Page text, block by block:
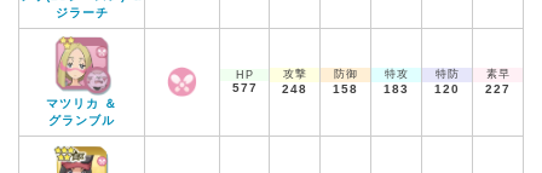
ジラーチ
マツリカ ＆
グランブル
HP
577
攻撃
248
防御
158
特攻
183
特防
120
素早
227